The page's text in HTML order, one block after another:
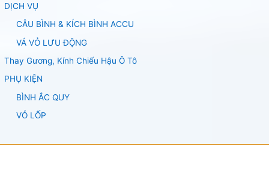
DỊCH VỤ
CÂU BÌNH & KÍCH BÌNH ACCU
VÁ VỎ LƯU ĐỘNG
Thay Gương, Kính Chiếu Hậu Ô Tô
PHỤ KIỆN
BÌNH ẮC QUY
VỎ LỐP